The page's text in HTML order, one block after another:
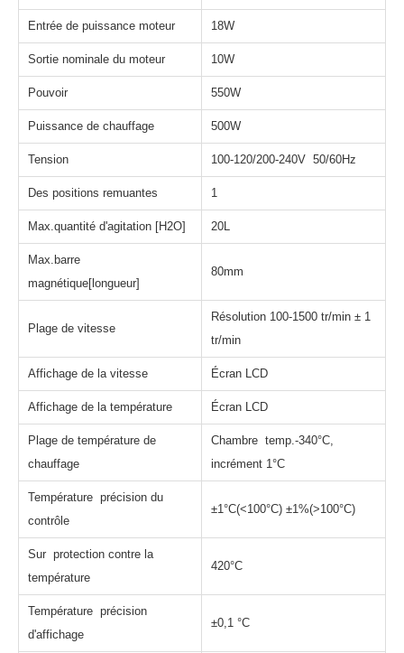
Entrée de puissance moteur 18W
Sortie nominale du moteur 10W
Pouvoir 550W
Puissance de chauffage 500W
Tension 100-120/200-240V 50/60Hz
Des positions remuantes 1
Max.quantité d'agitation [H2O] 20L
Max.barre
magnétique[longueur]
80mm
Plage de vitesse
Résolution 100-1500 tr/min ± 1
tr/min
Affichage de la vitesse Écran LCD
Affichage de la température Écran LCD
Plage de température de
chauffage
Chambre temp.-340°C,
incrément 1°C
Température précision du
contrôle
±1°C(<100°C) ±1%(>100°C)
Sur protection contre la
température
420°C
Température précision
d'affichage
±0,1 °C